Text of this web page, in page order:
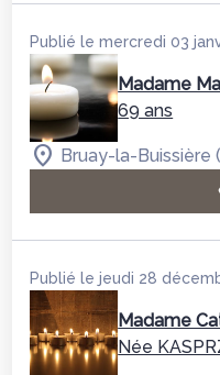
Publié le mercredi 03
Madame
69 ans
Bruay-la-Buissière
Publié le jeudi 28
Madame
Née